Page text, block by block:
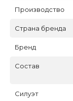
Производство
Страна бренда
Бренд
Состав
Силуэт